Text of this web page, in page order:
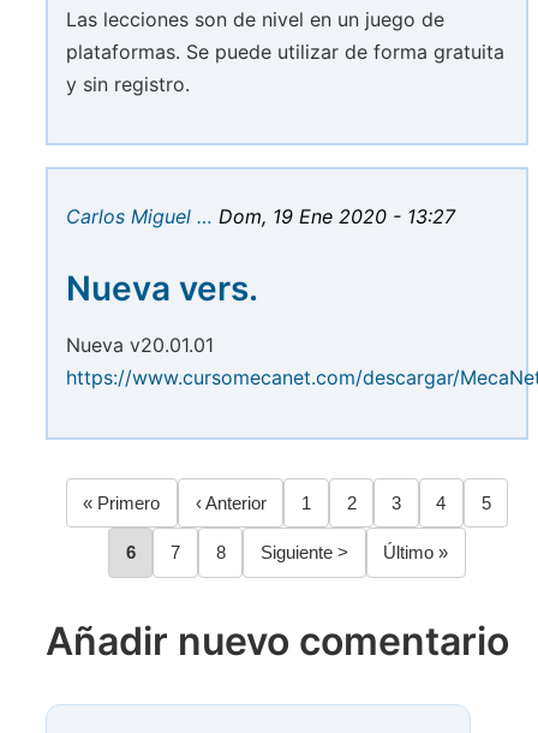
Las lecciones son de nivel en un juego de
plataformas. Se puede utilizar de forma gratuita
y sin registro.
Carlos Miguel … Dom, 19 Ene 2020 - 13:27
Nueva vers.
Nueva v20.01.01
https://www.cursomecanet.com/descargar/
Paginación
Primera
página
« Primero
Página
anterior
‹ Anterior Página
1 Página
2 Página
3 Página
4 Página
5
Página
6 Página
7 Página
8
Siguiente
página
Siguiente >
Última
página
Último »
Añadir nuevo comentario